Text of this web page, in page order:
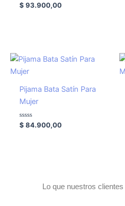
Valorado
con
$ 93.900,00
Pijama Bata Satín Para
Mujer
Valorado
con
$ 84.900,00
Lo que nuestros clientes